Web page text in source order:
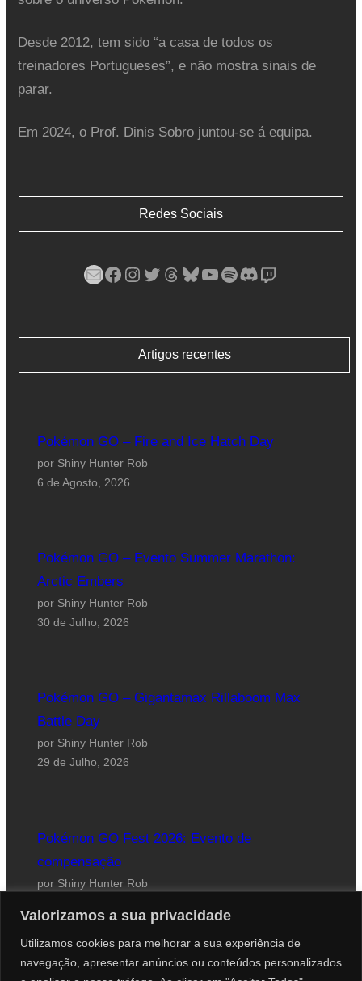
Valorizamos a sua privacidade
Utilizamos cookies para melhorar a sua experiência de
navegação, apresentar anúncios ou conteúdos personalizados
Desde 2012, tem sido “a casa de todos os
treinadores Portugueses”, e não mostra sinais de
parar.
Em 2024, o Prof. Dinis Sobro juntou-se á equipa.
Redes Sociais
Mail Facebook Instagram Twitter Threads Bluesky YouTube Spotify Discord Twitch
Artigos recentes
Pokémon GO – Fire and Ice Hatch Day
por Shiny Hunter Rob
6 de Agosto, 2026
Pokémon GO – Evento Summer Marathon:
Arctic Embers
por Shiny Hunter Rob
30 de Julho, 2026
Pokémon GO – Gigantamax Rillaboom Max
Battle Day
por Shiny Hunter Rob
29 de Julho, 2026
Pokémon GO Fest 2026: Evento de
compensação
por Shiny Hunter Rob